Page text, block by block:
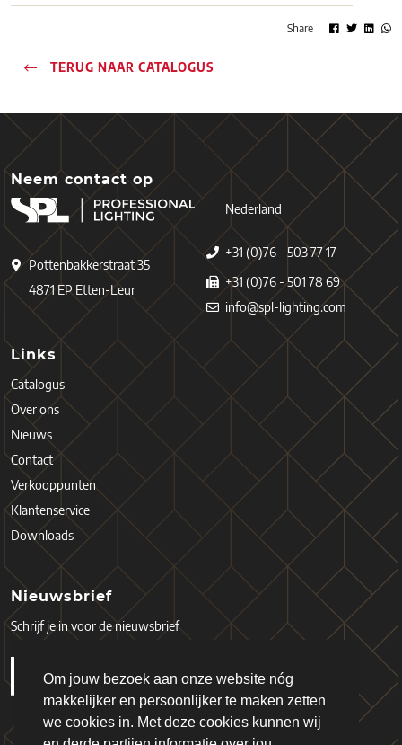
Om jouw bezoek aan onze website nóg
makkelijker en persoonlijker te maken zetten
we cookies in. Met deze cookies kunnen wij
Share
TERUG NAAR CATALOGUS
Neem contact op
Pottenbakkerstraat 35
4871 EP Etten-Leur
Nederland
+31 (0)76 - 503 77 17
+31 (0)76 - 501 78 69
info@spl-lighting.com
Links
Catalogus
Over ons
Nieuws
Contact
Verkooppunten
Klantenservice
Downloads
Nieuwsbrief
Schrijf je in voor de nieuwsbrief